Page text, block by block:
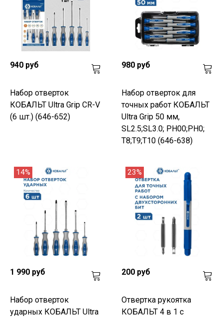
940 руб
Набор отверток
КОБАЛЬТ Ultra Grip CR-V
(6 шт.) (646-652)
980 руб
Набор отверток для
точных работ КОБАЛЬТ
Ultra Grip 50 мм,
SL2.5;SL3.0; PH00;PH0;
T8;T9;T10 (646-638)
14%
1 990 руб
Набор отверток
ударных КОБАЛЬТ Ultra
23%
200 руб
Отвертка рукоятка
КОБАЛЬТ 4 в 1 с